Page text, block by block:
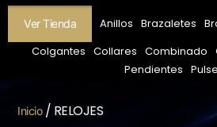
Ver Tienda Anillos Brazaletes
Colgantes Collares Combinado
Pendientes
Inicio/ RELOJES